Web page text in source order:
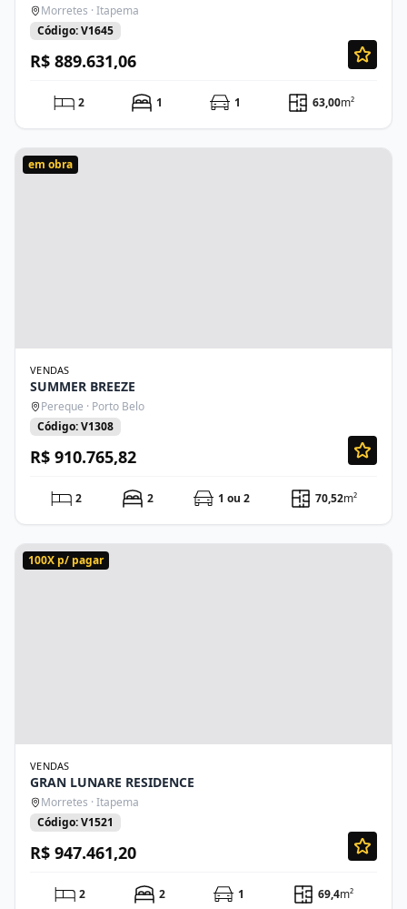
Morretes · Itapema
Código: V1645
R$ 889.631,06
2 1 1 63,00m²
em obra
VENDAS
SUMMER BREEZE
Pereque · Porto Belo
Código: V1308
R$ 910.765,82
2 2 1 ou 2 70,52m²
100X p/ pagar
VENDAS
GRAN LUNARE RESIDENCE
Morretes · Itapema
Código: V1521
R$ 947.461,20
2 2 1 69,4m²